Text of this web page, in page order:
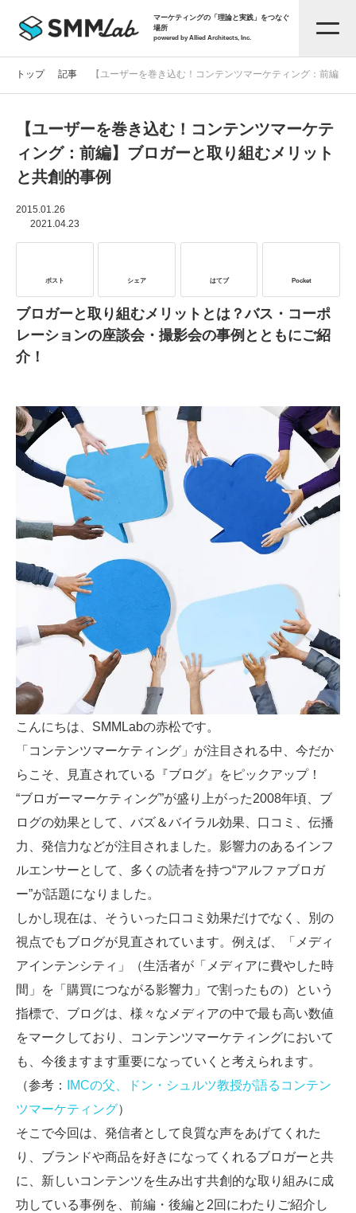
マーケティングの「理論と実践」をつなぐ
場所
powered by Allied Architects, Inc.
記事一覧
お役立ち資料
サービス資料
トップ 記事 【ユーザーを巻き込む！コンテンツマーケティング：前編
【ユーザーを巻き込む！コンテンツマーケテ
ィング：前編】ブロガーと取り組むメリット
と共創的事例
2015.01.26
2021.04.23
ポスト シェア はてブ Pocket
ブロガーと取り組むメリットとは？バス・コーポ
レーションの座談会・撮影会の事例とともにご紹
介！
こんにちは、SMMLabの赤松です。
「コンテンツマーケティング」が注目される中、今だか
らこそ、見直されている『ブログ』をピックアップ！
“ブロガーマーケティング”が盛り上がった2008年頃、ブ
ログの効果として、バズ＆バイラル効果、口コミ、伝播
力、発信力などが注目されました。影響力のあるインフ
ルエンサーとして、多くの読者を持つ“アルファブロガ
ー”が話題になりました。
しかし現在は、そういった口コミ効果だけでなく、別の
視点でもブログが見直されています。例えば、「メディ
アインテンシティ」（生活者が「メディアに費やした時
間」を「購買につながる影響力」で割ったもの）という
指標で、ブログは、様々なメディアの中で最も高い数値
をマークしており、コンテンツマーケティングにおいて
も、今後ますます重要になっていくと考えられます。
（参考：
IMCの父、ドン・シュルツ教授が語るコンテン
ツマーケティング）
そこで今回は、発信者として良質な声をあげてくれた
り、ブランドや商品を好きになってくれるブロガーと共
に、新しいコンテンツを生み出す共創的な取り組みに成
功している事例を、前編・後編と2回にわたりご紹介し